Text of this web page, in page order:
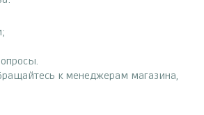
к менеджерам магазина,